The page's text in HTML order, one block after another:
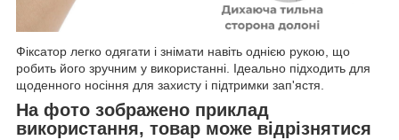
Фіксатор легко одягати і знімати навіть однією рукою, що
робить його зручним у використанні. Ідеально підходить для
щоденного носіння для захисту і підтримки зап'ястя.
На фото зображено приклад
використання, товар може відрізнятися